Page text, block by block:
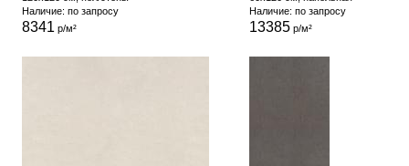
Наличие: по запросу
8341 р/м²
Наличие: по запросу
13385р/м²